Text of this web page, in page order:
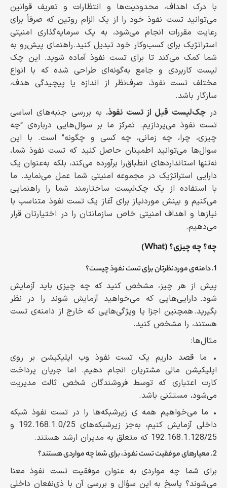
با درک اهداف، محدودیت‌ها و انتظارات و تعریف قوانین
می‌توانید تست نفوذ خود را از یک الزام روتین که صرفاً برای
رعایت مقررات انجام می‌شود، به یک سرمایه‌گذاری امنیتی
استراتژیک برای کسب‌وکار خود تبدیل کنید. راهنمای پیش‌رو به
شما کمک می‌کند تا برای تست نفوذ آماده شوید. این چک
لیست کاربردی و جامع به‌گونه‌ای طراحی شده که با انواع
مختلف تست نفوذ، صرف‌نظر از اندازه یا پیچیدگی هدف،
سازگار باشد.
درچک‌لیست قبل از تست نفوذ، به بررسی جنبه‌های اساسی
تست نفوذ می‌پردازیم. تمرکز ما بر سوال‌هایی درباره‌ی “چه
چیزی، چرا، چه زمانی، چه کسی و چگونه” است. با این
سوال‌ها می‌توانید اطمینان حاصل کنید که تست نفوذ شما،
نه‌تنها استانداردهای انطباق را برآورده می‌کند، بلکه به‌عنوان یک
دارایی استراتژیک در مجموعه‌ امنیتی شما عمل می‌نماید. ما
با استفاده از یک چک‌لیست ساختارمند شما را راهنمایی
می‌کنیم و بینش موردنیاز برای آغاز یک تست نفوذ متناسب با
نیازها و اهداف امنیتی خاص سازمانتان را در اختیارتان قرار
می‌دهیم.
چه؟ چه چیزی؟ (What)
1. دامنه‌ی موردنظرتان برای تست نفوذ چیست؟
پیش از هر چیز، مشخص کنید که چه چیزی باید آزمایش
شود. دارایی‌هایی که می‌خواهید آزمایش شوند را در نظر
بگیرید. همچنین اجزا یا ویژگی‌هایی که خارج از دامنه‌ی تست
هستند، را مشخص کنید.
مثال‌ها:
• ما قصد داریم یک تست نفوذ وب اپلیکیشن بر روی
اپلیکیشن مالی مشتریان انجام دهیم. اما جریان پرداخت
کارت اعتباری که توسط فروشندگان شخص ثالث مدیریت
می‌شود، مستثنی باشد.
• ما می‌خواهیم همه ی زیرشبکه‌ها را در تست نفوذ شبکه
داخلی آزمایش کنیم، به‌جز زیرشبکه‌های 192.168.1.0/25 و
192.168.1.128/25 که متعلق به مدیران ارشد هستند.
2. معیارهای موفقیت تست نفوذ، برای شما چه مواردی هستند؟
برای شما چه مواردی به عنوان موفقیت تست نفوذ معنا
می‌شوند؟ پاسخ به این سؤال و بررسی آن با ذی‌نفعان داخلی